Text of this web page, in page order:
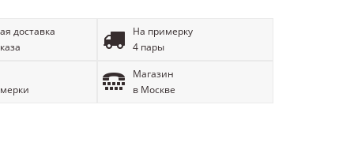
доставка
На примерку
4 пары
Магазин
в Москве